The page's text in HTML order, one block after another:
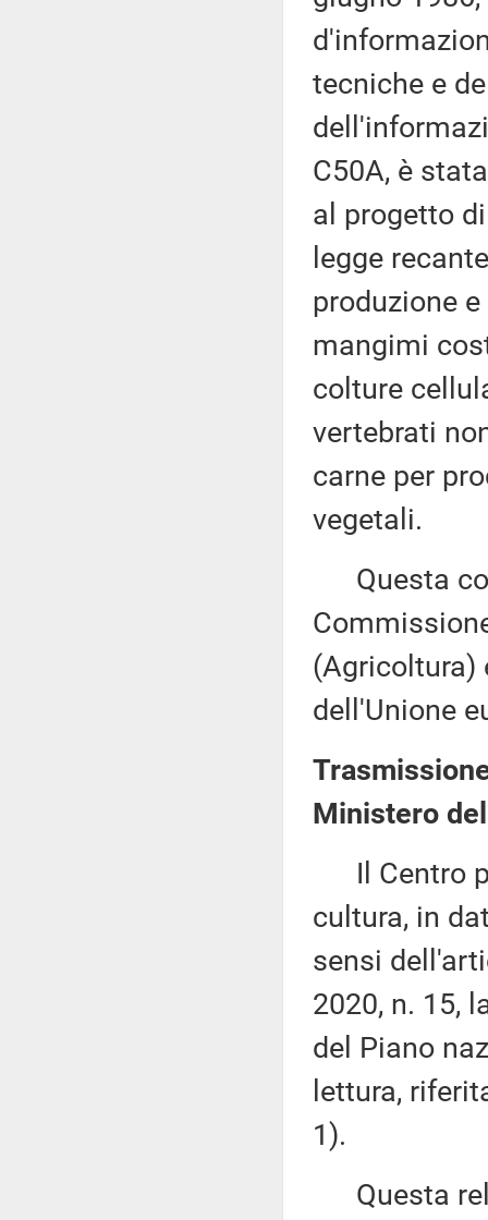
tecniche e
C50A, è
al progetto
legge
produzione
mangimi
colture
vertebrati
carne per
vegetali.
Questa
(Agricoltura)
dell'Unione
Ministero
Il Centro
cultura, in
sensi
2020, n. 15,
del Piano
lettura,
1).
Questa